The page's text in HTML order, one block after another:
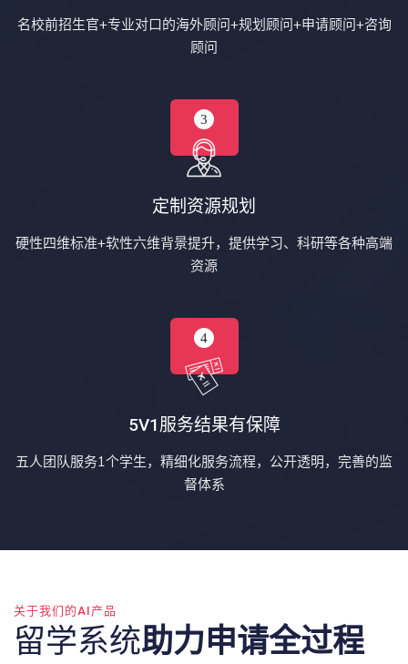
名校前招生官+专业对口的海外顾问+规划顾问+申请顾问+咨询
顾问
定制资源规划
硬性四维标准+软性六维背景提升，提供学习、科研等各种高端
资源
5V1服务结果有保障
五人团队服务1个学生，精细化服务流程，公开透明，完善的监
督体系
关于我们的AI产品
留学系统助力申请全过程